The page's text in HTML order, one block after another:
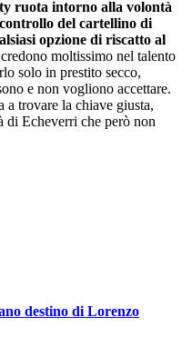
ruota intorno alla volontà
del cartellino di
opzione di riscatto al
moltissimo nel talento
solo in prestito secco,
e non vogliono accettare.
a trovare la chiave giusta,
di Echeverri che però non
destino di Lorenzo